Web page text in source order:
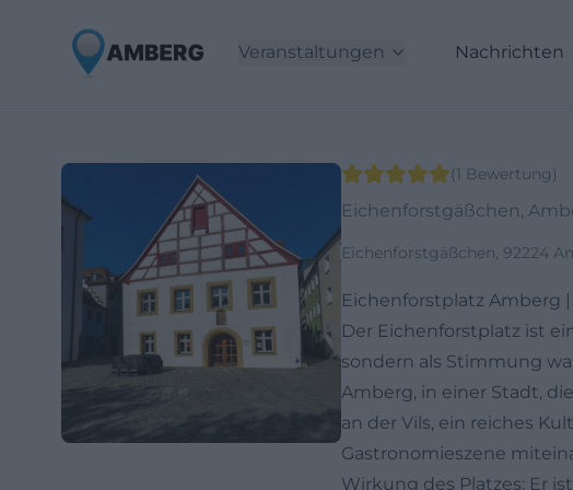
Veranstaltungen Nachrichten
(1 Bewertung)
Eichenforstgäßchen,
Eichenforstgäßchen, 92224
Eichenforstplatz Amberg
Der Eichenforstplatz ist
sondern als Stimmung
Amberg, in einer Stadt,
an der Vils, ein reiches
Gastronomieszene
Wirkung des Platzes: Er